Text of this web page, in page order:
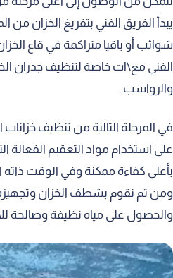
يبدأ الفريق الفني بتفريغ الخزان من
شوائب أو باقيا متراكمة في قاع
الفني مع\ات خاصة لتنظيف جدران
والرواسب.
في المرحلة التالية من تنظيف
على استخدام مواد التعقيم الفعالة
بأعلى كفاءة ممكنة وفي الوقت ذاته
ومن ثم نقوم بشطف الخزان وتجهيزه
والحصول على مياه نظيفة وصالحة